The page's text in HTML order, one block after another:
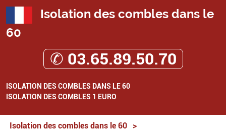
Isolation des combles dans le
60
✆ 03.65.89.50.70
ISOLATION DES COMBLES DANS LE 60
ISOLATION DES COMBLES 1 EURO
Isolation des combles dans le 60
>